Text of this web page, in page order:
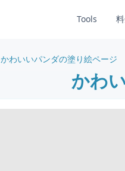
Tools
かわいいパンダの塗り絵ページ
かわ